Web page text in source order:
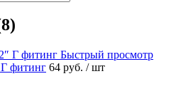
Быстрый просмотр
фитинг 64 руб. / шт